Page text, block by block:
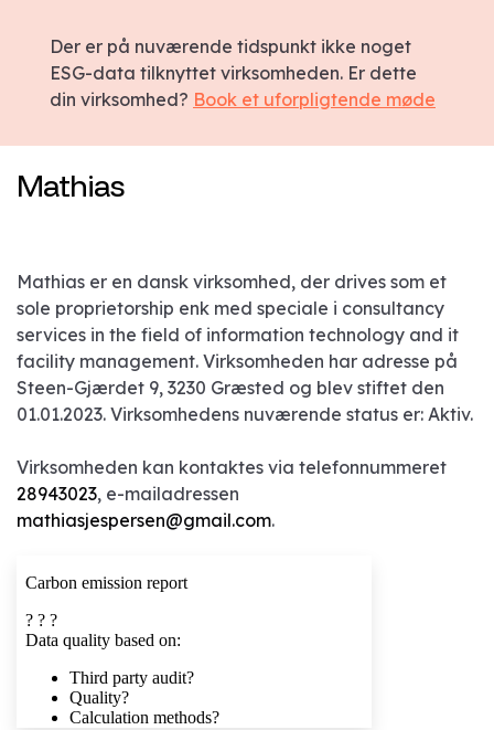
Der er på nuværende tidspunkt ikke noget
ESG-data tilknyttet virksomheden. Er dette
din virksomhed? Book et uforpligtende møde
Mathias
Mathias er en dansk virksomhed, der drives som et
sole proprietorship enk med speciale i consultancy
services in the field of information technology and it
facility management. Virksomheden har adresse på
Steen-Gjærdet 9, 3230 Græsted og blev stiftet den
01.01.2023. Virksomhedens nuværende status er: Aktiv.
Virksomheden kan kontaktes via telefonnummeret
28943023, e-mailadressen
mathiasjespersen@gmail.com.